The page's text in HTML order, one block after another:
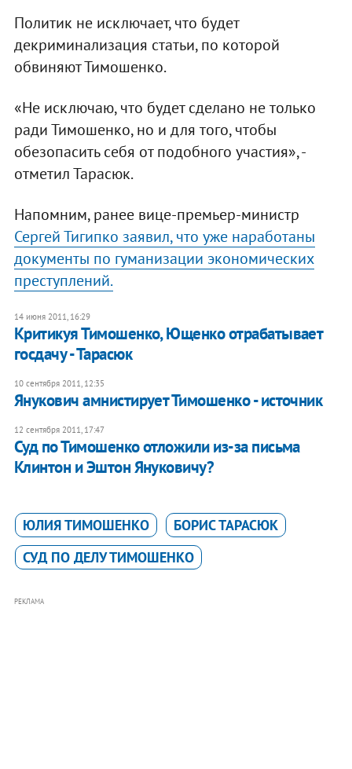
Политик не исключает, что будет
декриминализация статьи, по которой
обвиняют Тимошенко.
«Не исключаю, что будет сделано не только
ради Тимошенко, но и для того, чтобы
обезопасить себя от подобного участия», -
отметил Тарасюк.
Напомним, ранее вице-премьер-министр
Сергей Тигипко заявил, что уже наработаны
документы по гуманизации экономических
преступлений.
14 июня 2011, 16:29
Критикуя Тимошенко, Ющенко отрабатывает
госдачу - Тарасюк
10 сентября 2011, 12:35
Янукович амнистирует Тимошенко - источник
12 сентября 2011, 17:47
Суд по Тимошенко отложили из-за письма
Клинтон и Эштон Януковичу?
ЮЛИЯ ТИМОШЕНКО
БОРИС ТАРАСЮК
СУД ПО ДЕЛУ ТИМОШЕНКО
РЕКЛАМА